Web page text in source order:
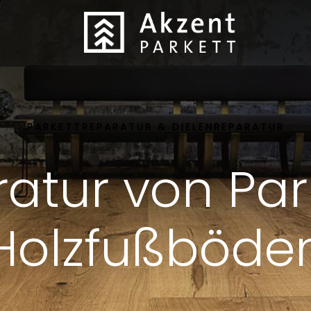
Terug naar de startpagina
PARKETTREPARATUR & DIELENREPARATUR
von